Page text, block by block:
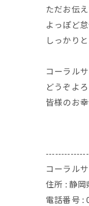
ただお伝
よっぽど
しっかり
コーラル
どうぞよ
皆様のお
コーラル
住所 : 静
電話番号 :